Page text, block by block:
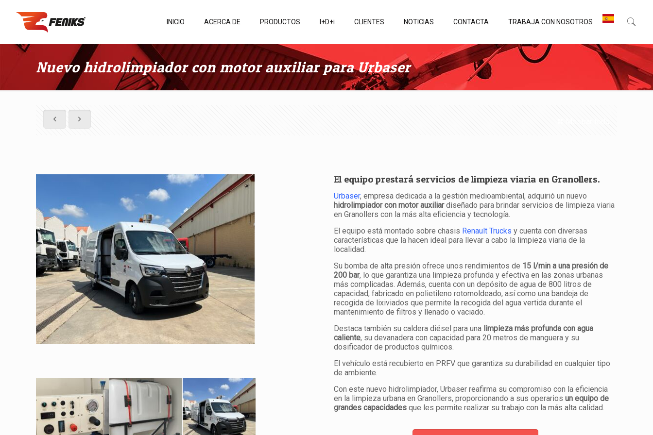
INICIO ACERCA DE PRODUCTOS I+D+i CLIENTES NOTICIAS CONTACTA TRABAJA CON NOSOTROS
Nuevo hidrolimpiador con motor auxiliar para Urbaser
El equipo prestará servicios de limpieza viaria en Granollers.
Urbaser, empresa dedicada a la gestión medioambiental, adquirió un nuevo
hidrolimpiador con motor auxiliardiseñado para brindar servicios de limpieza viaria
en Granollers con la más alta eficiencia y tecnología.
El equipo está montado sobre chasis Renault Trucks y cuenta con diversas
características que la hacen ideal para llevar a cabo la limpieza viaria de la
localidad.
Su bomba de alta presión ofrece unos rendimientos de 15 l/min a una presión de
200 bar, lo que garantiza una limpieza profunda y efectiva en las zonas urbanas
más complicadas. Además, cuenta con un depósito de agua de 800 litros de
capacidad, fabricado en polietileno rotomoldeado, así como una bandeja de
recogida de lixiviados que permite la recogida del agua vertida durante el
mantenimiento de filtros y llenado o vaciado.
Destaca también su caldera diésel para una limpieza más profunda con agua
caliente, su devanadera con capacidad para 20 metros de manguera y su
dosificador de productos químicos.
El vehículo está recubierto en PRFV que garantiza su durabilidad en cualquier tipo
de ambiente.
Con este nuevo hidrolimpiador, Urbaser reafirma su compromiso con la eficiencia
en la limpieza urbana en Granollers, proporcionando a sus operarios un equipo de
grandes capacidades que les permite realizar su trabajo con la más alta calidad.